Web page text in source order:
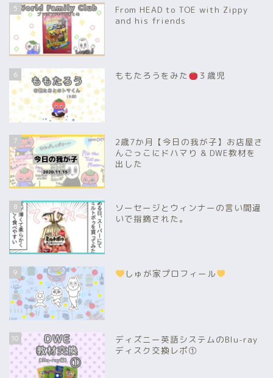
5
From HEAD to TOE with Zippy
and his friends
6 ももたろうをみた ３歳児
7
2歳7か月【今日の我が子】お店屋さ
んごっこにドハマり & DWE教材を
出した
8
ソーセージとウィンナーの言い間違
いで指摘された。
9 しゅが家プロフィール
10
ディズニー英語システムのBlu-ray
ディスク交換レポ①